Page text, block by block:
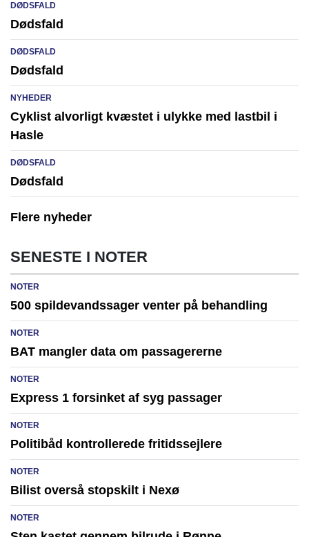
DØDSFALD
Dødsfald
DØDSFALD
Dødsfald
NYHEDER
Cyklist alvorligt kvæstet i ulykke med lastbil i
Hasle
DØDSFALD
Dødsfald
Flere nyheder
SENESTE I NOTER
NOTER
500 spildevandssager venter på behandling
NOTER
BAT mangler data om passagererne
NOTER
Express 1 forsinket af syg passager
NOTER
Politibåd kontrollerede fritidssejlere
NOTER
Bilist overså stopskilt i Nexø
NOTER